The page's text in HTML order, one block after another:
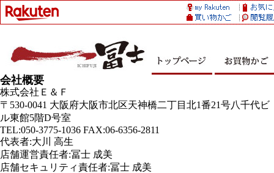
会社概要
株式会社Ｅ＆Ｆ
〒530-0041 大阪府大阪市北区天神橋二丁目北1番21号八千代ビ
ル東館5階D号室
TEL:050-3775-1036 FAX:06-6356-2811
代表者:大川 高生
店舗運営責任者:冨士 成美
店舗セキュリティ責任者:冨士 成美